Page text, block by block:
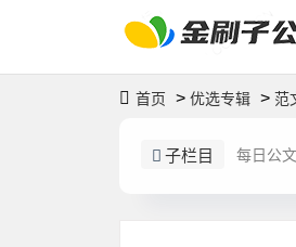
首页 > 优选专辑 > 范
子栏目 每日公文